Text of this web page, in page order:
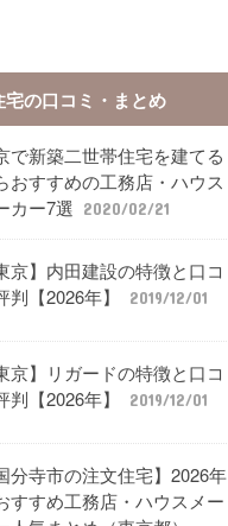
の口コミ・まとめ
で新築二世帯住宅を建てる
おすすめの工務店・ハウス
カー7選
2020/02/21
京】内田建設の特徴と口コ
判【2026年】
2019/12/01
京】リガードの特徴と口コ
判【2026年】
2019/12/01
分寺市の注文住宅】2026年
すすめ工務店・ハウスメー